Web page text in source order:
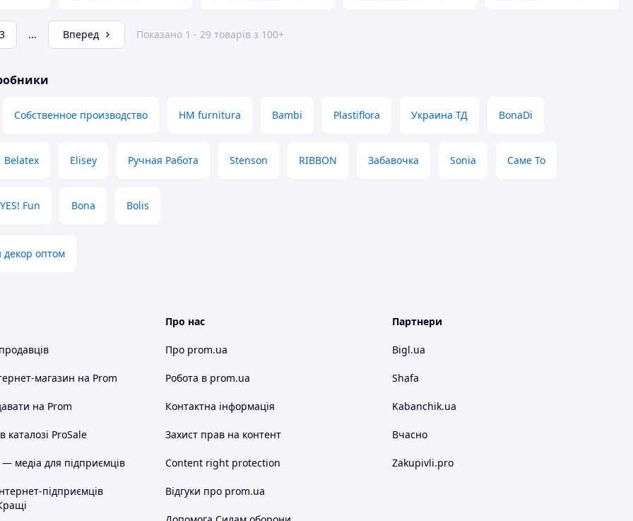
3 ... Вперед Показано 1 - 29 товарів з 100+
Собственное производство HM furnitura Bambi Plastiflora Украина ТД BonaDi
Belatex Elisey Ручная Работа Stenson RIBBON Забавочка Sonia Саме То
YES! Fun Bona Bolis
оптом
магазин на Prom
на Prom
каталозі ProSale
медіа для підприємців
підприємців
Про нас
Про prom.ua
Робота в prom.ua
Контактна інформація
Захист прав на контент
Content right protection
Відгуки про prom.ua
Партнери
Bigl.ua
Shafa
Kabanchik.ua
Вчасно
Zakupivli.pro